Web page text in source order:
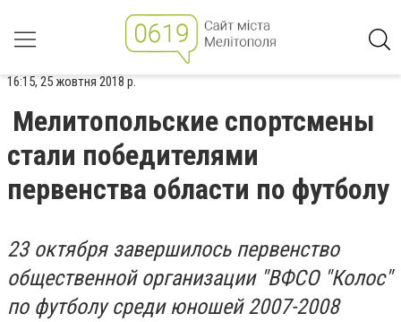
16:15, 25 жовтня 2018 р.
Мелитопольские спортсмены
стали победителями
первенства области по футболу
23 октября завершилось первенство
общественной организации "ВФСО "Колос"
по футболу среди юношей 2007-2008